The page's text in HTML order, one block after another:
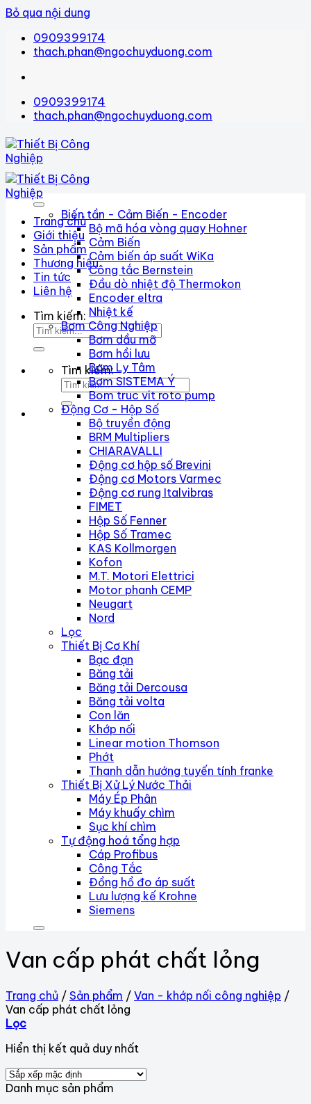
Bỏ qua nội dung
0909399174
thach.phan@ngochuyduong.com
0909399174
thach.phan@ngochuyduong.com
Trang chủ
Giới thiệu
Sản phẩm
Thương hiệu
Tin tức
Liên hệ
Tìm kiếm:
Tìm kiếm:
Biến tần - Cảm Biến - Encoder
Bộ mã hóa vòng quay Hohner
Cảm Biến
Cảm biến áp suất WiKa
Công tắc Bernstein
Đầu dò nhiệt độ Thermokon
Encoder eltra
Nhiệt kế
Bơm Công Nghiệp
Bơm dầu mỡ
Bơm hồi lưu
Bơm Ly Tâm
Bơm SISTEMA Ý
Bom truc vit roto pump
Động Cơ - Hộp Số
Bộ truyền động
BRM Multipliers
CHIARAVALLI
Động cơ hộp số Brevini
Động cơ Motors Varmec
Động cơ rung Italvibras
FIMET
Hộp Số Fenner
Hộp Số Tramec
KAS Kollmorgen
Kofon
M.T. Motori Elettrici
Motor phanh CEMP
Neugart
Nord
Lọc
Thiết Bị Cơ Khí
Bạc đạn
Băng tải
Băng tải Dercousa
Băng tải volta
Con lăn
Khớp nối
Linear motion Thomson
Phớt
Thanh dẫn hướng tuyến tính franke
Thiết Bị Xử Lý Nước Thải
Máy Ép Phân
Máy khuấy chìm
Sục khí chìm
Tự động hoá tổng hợp
Cáp Profibus
Công Tắc
Đồng hồ đo áp suất
Lưu lượng kế Krohne
Siemens
Van cấp phát chất lỏng
Trang chủ / Sản phẩm / Van - khớp nối công nghiệp /
Van cấp phát chất lỏng
Lọc
Hiển thị kết quả duy nhất
Danh mục sản phẩm